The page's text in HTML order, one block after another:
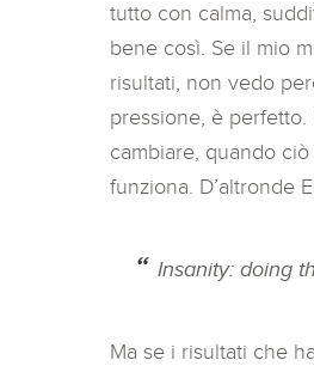
tutto con calma,
bene così. Se il mio
risultati, non vedo
pressione, è
cambiare, quando
funziona. D’altronde
Insanity: doing
Ma se i risultati che